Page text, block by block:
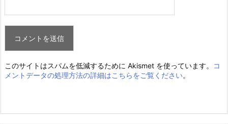
このサイトはスパムを低減するために Akismet を使っています。
コ
メントデータの処理方法の詳細はこちらをご覧ください。